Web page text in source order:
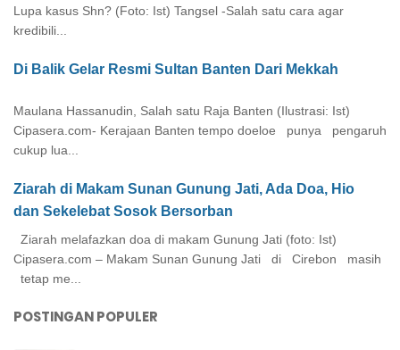
Lupa kasus Shn? (Foto: Ist) Tangsel -Salah satu cara agar
kredibili...
Di Balik Gelar Resmi Sultan Banten Dari Mekkah
Maulana Hassanudin, Salah satu Raja Banten (Ilustrasi: Ist)
Cipasera.com- Kerajaan Banten tempo doeloe punya pengaruh
cukup lua...
Ziarah di Makam Sunan Gunung Jati, Ada Doa, Hio
dan Sekelebat Sosok Bersorban
Ziarah melafazkan doa di makam Gunung Jati (foto: Ist)
Cipasera.com – Makam Sunan Gunung Jati di Cirebon masih
tetap me...
POSTINGAN POPULER